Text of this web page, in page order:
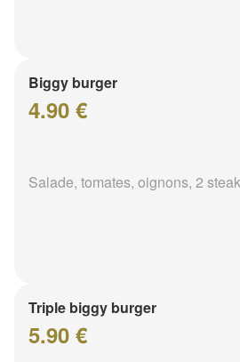
Biggy burger
4.90 €
Salade, tomates, oignons, 2
Triple biggy burger
5.90 €